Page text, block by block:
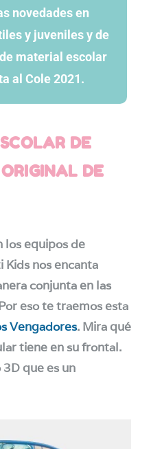
novedades en
y juveniles y de
material escolar
al Cole 2021.
DE
DE
los equipos de
Kids nos encanta
conjunta en las
eso te traemos esta
Vengadores. Mira qué
tiene en su frontal.
que es un